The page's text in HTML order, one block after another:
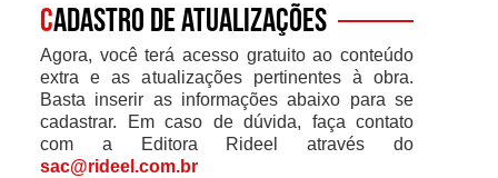
Cadastro de atualizações
Agora, você terá acesso gratuito ao conteúdo
extra e as atualizações pertinentes à obra.
Basta inserir as informações abaixo para se
cadastrar. Em caso de dúvida, faça contato
com a Editora Rideel através do
sac@rideel.com.br